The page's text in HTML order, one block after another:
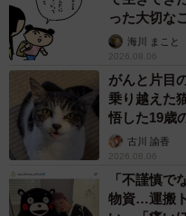
った大切な
海川 まこと
2026.08.06
がんと片目
乗り越えた
悟した19歳
古川 諭香
2026.08.06
「不謹慎で
物資…運搬